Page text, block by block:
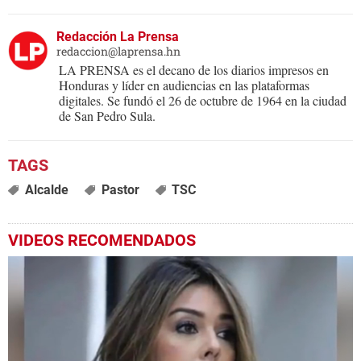
Redacción La Prensa
redaccion@laprensa.hn
LA PRENSA es el decano de los diarios impresos en
Honduras y líder en audiencias en las plataformas
digitales. Se fundó el 26 de octubre de 1964 en la ciudad
de San Pedro Sula.
Alcalde Pastor TSC
VIDEOS RECOMENDADOS